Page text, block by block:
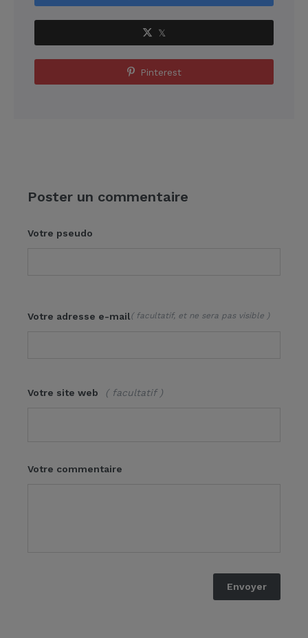
𝕏
Pinterest
Poster un commentaire
Votre pseudo
Votre adresse e-mail( facultatif, et ne sera pas visible )
Votre site web ( facultatif )
Votre commentaire